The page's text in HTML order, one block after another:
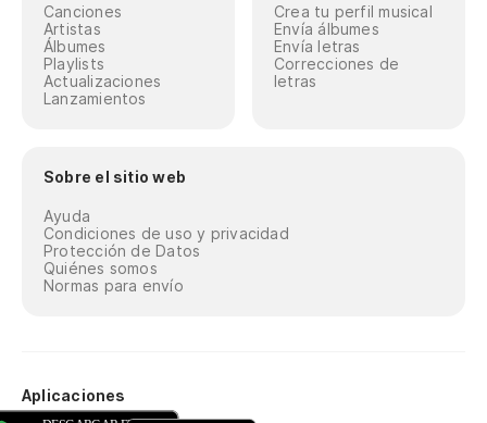
Canciones
Artistas
Álbumes
Playlists
Actualizaciones
Lanzamientos
Crea tu perfil musical
Envía álbumes
Envía letras
Correcciones de
letras
Sobre el sitio web
Ayuda
Condiciones de uso y privacidad
Protección de Datos
Quiénes somos
Normas para envío
Aplicaciones